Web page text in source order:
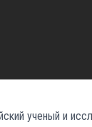
ученый и